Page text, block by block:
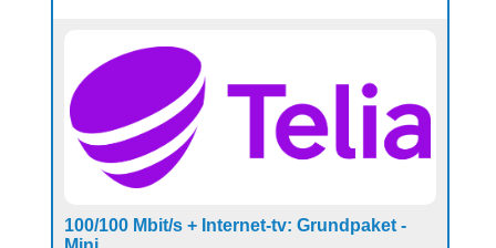
100/100 Mbit/s + Internet-tv: Grundpaket -